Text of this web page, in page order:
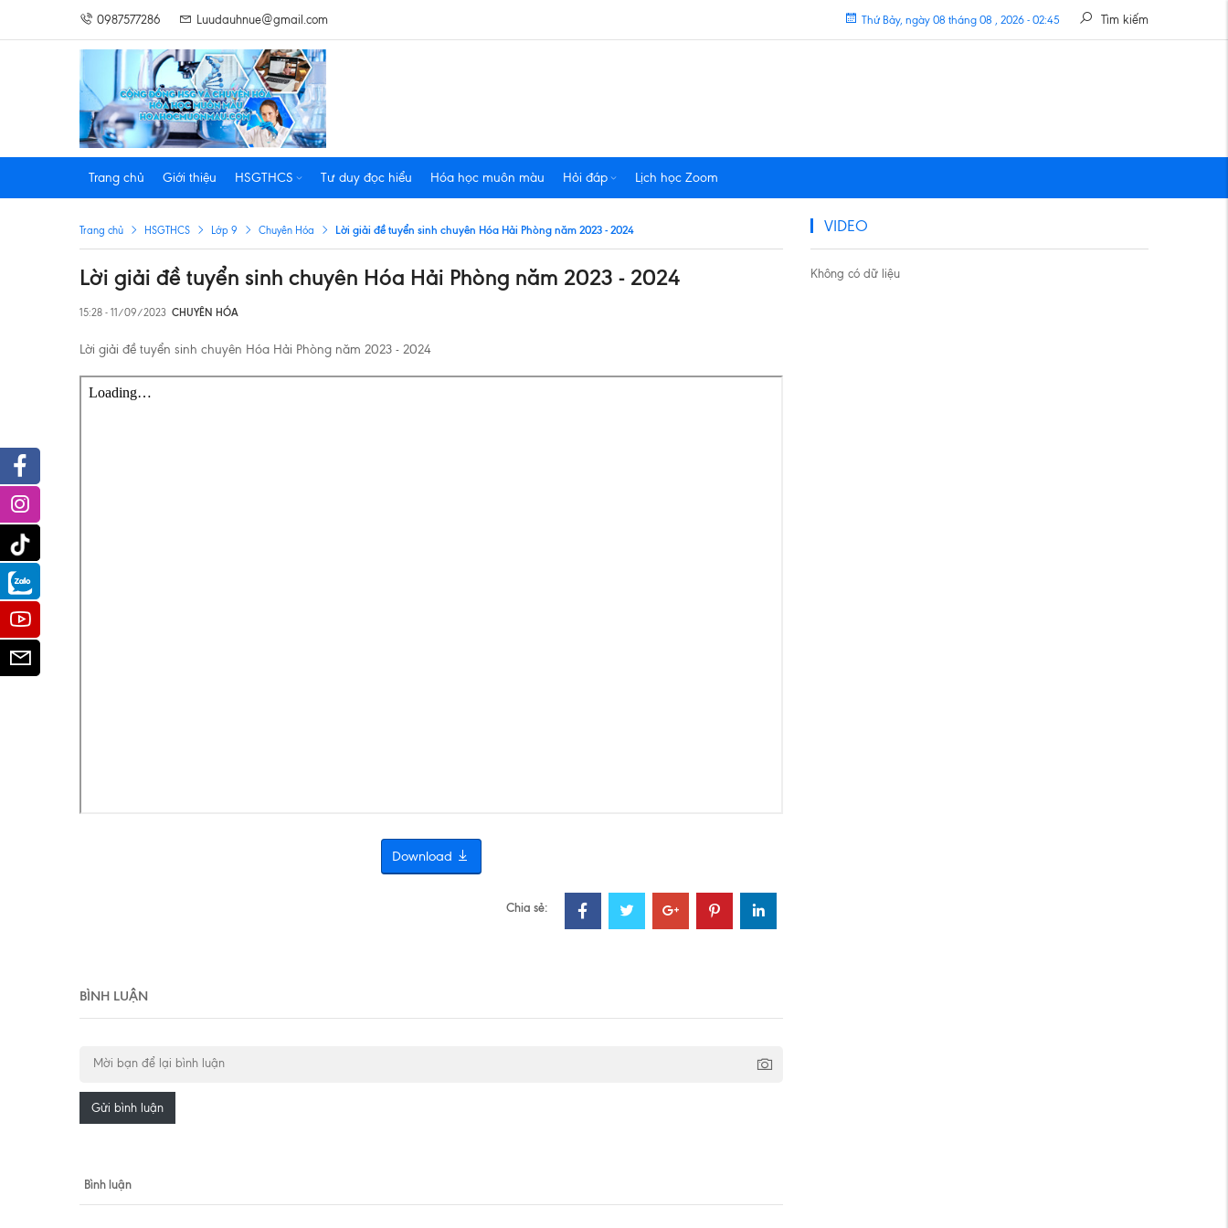
0987577286 Luudauhnue@gmail.com Tìm kiếm
Thứ Bảy, ngày 08 tháng 08 , 2026 - 02:45
Trang chủ Giới thiệu HSGTHCS Tư duy đọc hiểu Hóa học muôn màu Hỏi đáp Lịch học Zoom
Trang chủ HSGTHCS Lớp 9 Chuyên Hóa Lời giải đề tuyển sinh chuyên Hóa Hải Phòng năm 2023 - 2024
Lời giải đề tuyển sinh chuyên Hóa Hải Phòng năm 2023 - 2024
15:28 - 11/09/2023 CHUYÊN HÓA
Lời giải đề tuyển sinh chuyên Hóa Hải Phòng năm 2023 - 2024
Download
Chia sẻ:
BÌNH LUẬN
Gửi bình luận
Bình luận
VIDEO
Không có dữ liệu